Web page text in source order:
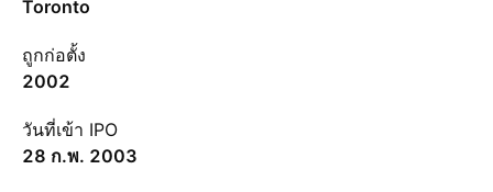
Toronto
ถูกก่อตั้ง
2002
วันที่เข้า IPO
28 ก.พ. 2003